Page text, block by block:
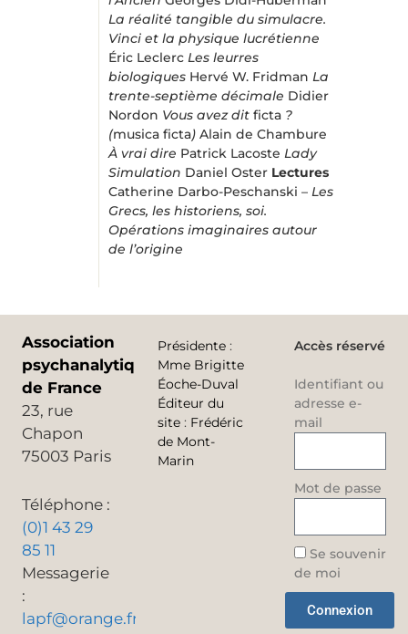
La réalité tangible du simulacre.
Vinci et la physique lucrétienne
Éric Leclerc Les leurres
biologiques Hervé W. Fridman La
trente-septième décimale Didier
Nordon Vous avez dit ficta?
(musica ficta) Alain de Chambure
À vrai dire Patrick Lacoste Lady
Simulation Daniel Oster Lectures
Catherine Darbo-Peschanski – Les
Grecs, les historiens, soi.
Opérations imaginaires autour
de l’origine
Association
psychanalytique
de France
23, rue
Chapon
75003 Paris
Téléphone :
(0)1 43 29
85 11
Messagerie
:
lapf@orange.fr
Présidente :
Mme Brigitte
Éoche-Duval
Éditeur du
site : Frédéric
de Mont-
Marin
Accès réservé
Identifiant ou
adresse e-
mail
Mot de passe
Se souvenir
de moi
Connexion